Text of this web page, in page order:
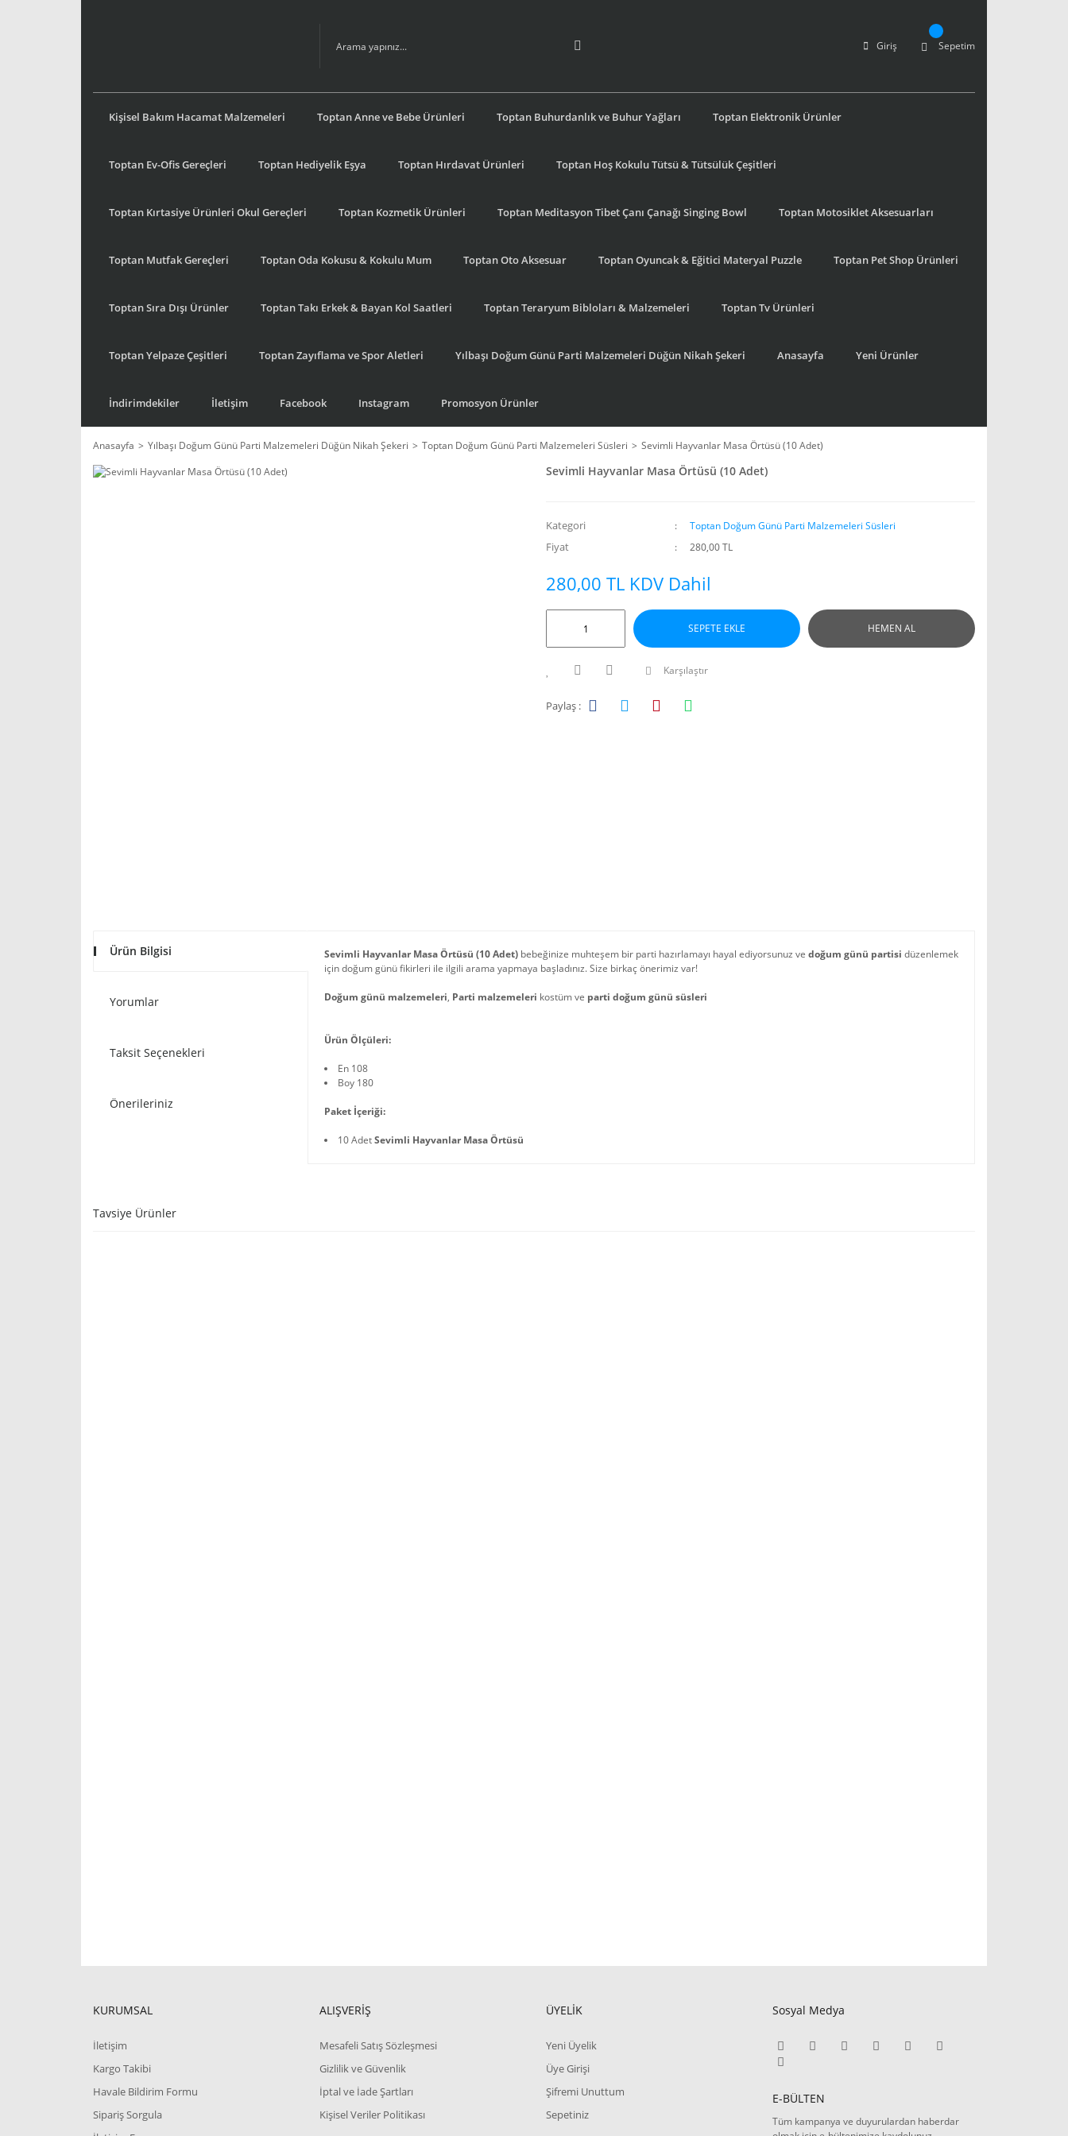
Giriş Sepetim
Kişisel Bakım Hacamat Malzemeleri Toptan Anne ve Bebe Ürünleri Toptan Buhurdanlık ve Buhur Yağları Toptan Elektronik Ürünler
Toptan Ev-Ofis Gereçleri Toptan Hediyelik Eşya Toptan Hırdavat Ürünleri Toptan Hoş Kokulu Tütsü & Tütsülük Çeşitleri
Toptan Kırtasiye Ürünleri Okul Gereçleri Toptan Kozmetik Ürünleri Toptan Meditasyon Tibet Çanı Çanağı Singing Bowl Toptan Motosiklet Aksesuarları
Toptan Mutfak Gereçleri Toptan Oda Kokusu & Kokulu Mum Toptan Oto Aksesuar Toptan Oyuncak & Eğitici Materyal Puzzle Toptan Pet Shop Ürünleri
Toptan Sıra Dışı Ürünler Toptan Takı Erkek & Bayan Kol Saatleri Toptan Teraryum Bibloları & Malzemeleri Toptan Tv Ürünleri
Toptan Yelpaze Çeşitleri Toptan Zayıflama ve Spor Aletleri Yılbaşı Doğum Günü Parti Malzemeleri Düğün Nikah Şekeri Anasayfa Yeni Ürünler
İndirimdekiler İletişim Facebook Instagram Promosyon Ürünler
Anasayfa Yılbaşı Doğum Günü Parti Malzemeleri Düğün Nikah Şekeri Toptan Doğum Günü Parti Malzemeleri Süsleri Sevimli Hayvanlar Masa Örtüsü (10 Adet)
Sevimli Hayvanlar Masa Örtüsü (10 Adet)
Kategori Toptan Doğum Günü Parti Malzemeleri Süsleri
Fiyat 280,00 TL
280,00 TL KDV Dahil
SEPETE EKLE HEMEN AL
Karşılaştır
Paylaş :
Ürün Bilgisi
Yorumlar
Taksit Seçenekleri
Önerileriniz
Sevimli Hayvanlar Masa Örtüsü (10 Adet) bebeğinize muhteşem bir parti hazırlamayı hayal ediyorsunuz ve doğum günü partisi düzenlemek
için doğum günü fikirleri ile ilgili arama yapmaya başladınız. Size birkaç önerimiz var!
Doğum günü malzemeleri, Parti malzemeleri kostüm ve parti doğum günü süsleri
Ürün Ölçüleri:
En 108
Boy 180
Paket İçeriği:
10 AdetSevimli Hayvanlar Masa Örtüsü
Tavsiye Ürünler
KURUMSAL
İletişim
Kargo Takibi
Havale Bildirim Formu
Sipariş Sorgula
ALIŞVERİŞ
Mesafeli Satış Sözleşmesi
Gizlilik ve Güvenlik
İptal ve İade Şartları
Kişisel Veriler Politikası
ÜYELİK
Yeni Üyelik
Üye Girişi
Şifremi Unuttum
Sepetiniz
Sosyal Medya
E-BÜLTEN
Tüm kampanya ve duyurulardan haberdar